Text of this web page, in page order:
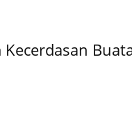
Kecerdasan